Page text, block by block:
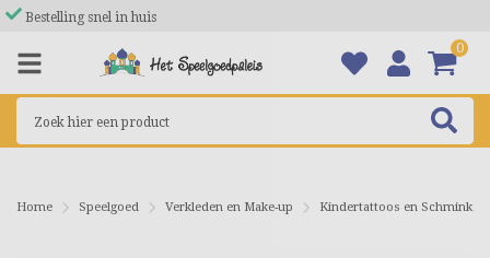
Bestelling snel in huis
0
Home Speelgoed Verkleden en Make-up Kindertattoos en Schmink